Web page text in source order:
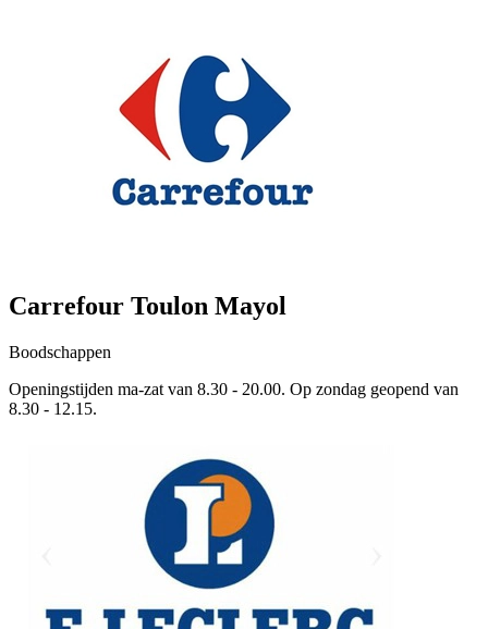
Carrefour Toulon Mayol
Boodschappen
Openingstijden ma-zat van 8.30 - 20.00. Op zondag geopend van
8.30 - 12.15.